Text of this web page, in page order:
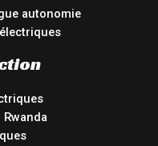
autonomie